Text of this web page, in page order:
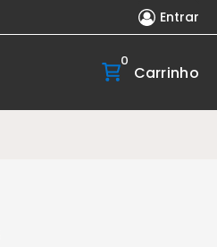
Entrar
0
Carrinho